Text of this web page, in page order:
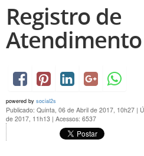
Registro de
Atendimento
powered by social2s
Publicado: Quinta, 06 de Abril de 2017, 10h27 |
de 2017, 11h13 | Acessos: 6537